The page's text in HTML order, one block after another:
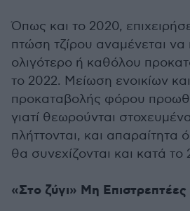
Όπως και το 2020,
πτώση τζίρου αναμένεται
ολιγότερο ή καθόλου
το 2022. Μείωση ενοικίων
προκαταβολής φόρου
γιατί θεωρούνται
πλήττονται, και απαραίτητα
θα συνεχίζονται και κατά το
«Στο ζύγι» Μη